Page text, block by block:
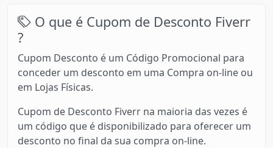
O que é Cupom de Desconto Fiverr
?
Cupom Desconto é um Código Promocional para
conceder um desconto em uma Compra on-line ou
em Lojas Físicas.
Cupom de Desconto Fiverr na maioria das vezes é
um código que é disponibilizado para oferecer um
desconto no final da sua compra on-line.